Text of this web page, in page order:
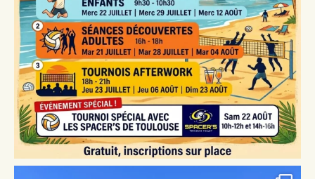
Bilan des finales de la Coupe de France de beach-volley M13
Cette année, nous avons q
...Voir plus
Voir sur Facebook
· Partager